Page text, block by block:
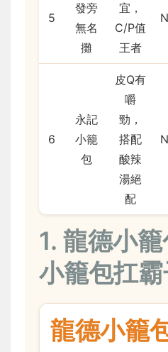
5
發旁
無名
攤
宜，
C/P值
王者
6
永記
小籠
包
皮Q有
嚼
勁，
搭配
酸辣
湯絕
配
1. 龍德小
小籠包扛
龍德小籠